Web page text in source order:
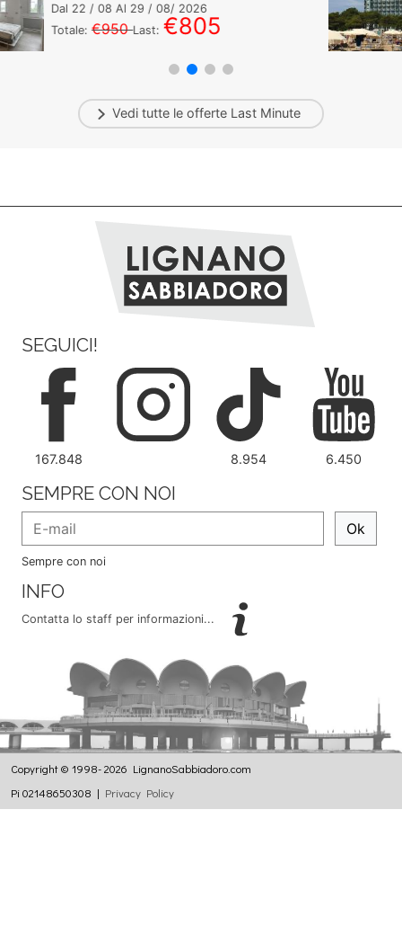
Dal22/ 08 Al
Totale:€1.000
Vedi tutte le offerte Last Minute
SEGUICI!
167.848 8.954 6.450
SEMPRE CON NOI
Ok
Sempre con noi
INFO
Contatta lo staff per informazioni...
Copyright © 1998- 2026 LignanoSabbiadoro.com
Pi 02148650308 | Privacy Policy